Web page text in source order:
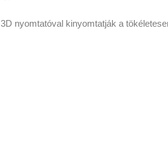
3D nyomtatóval kinyomtatják a